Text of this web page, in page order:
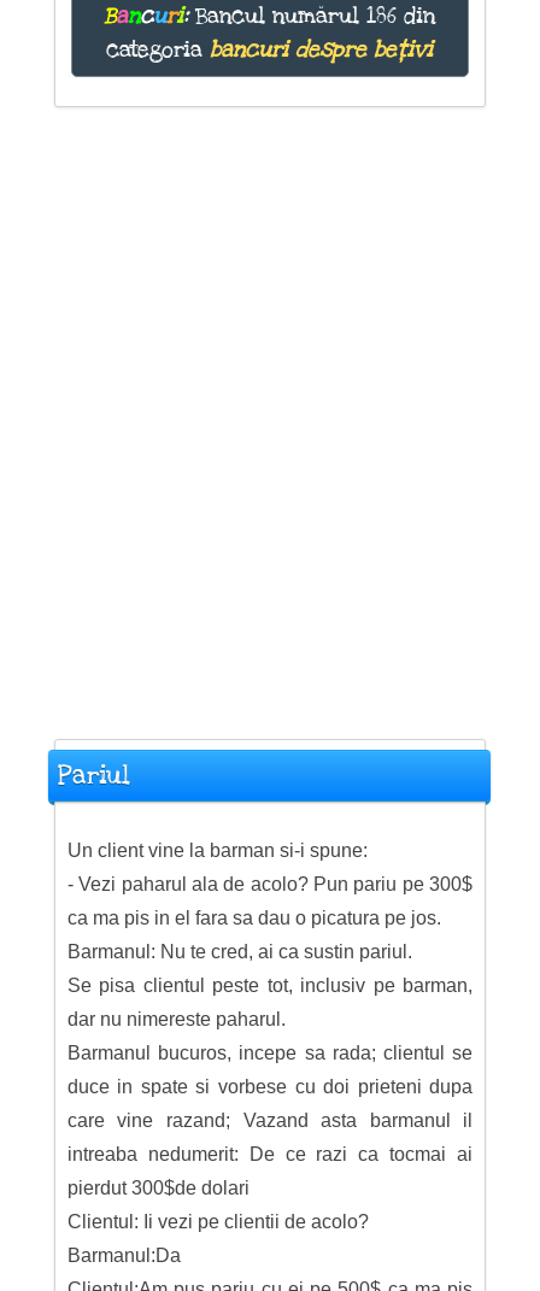
Bancuri:Bancul numărul 186 din
categoriabancuri despre bețivi
Pariul
Un client vine la barman si-i spune:
- Vezi paharul ala de acolo? Pun pariu pe 300$
ca ma pis in el fara sa dau o picatura pe jos.
Barmanul: Nu te cred, ai ca sustin pariul.
Se pisa clientul peste tot, inclusiv pe barman,
dar nu nimereste paharul.
Barmanul bucuros, incepe sa rada; clientul se
duce in spate si vorbese cu doi prieteni dupa
care vine razand; Vazand asta barmanul il
intreaba nedumerit: De ce razi ca tocmai ai
pierdut 300$de dolari
Clientul: Ii vezi pe clientii de acolo?
Barmanul:Da